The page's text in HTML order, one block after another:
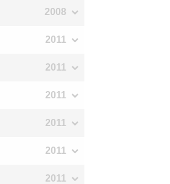
2008
2011
2011
2011
2011
2011
2011